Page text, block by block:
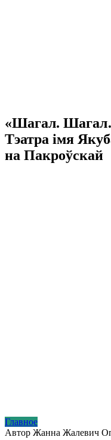
«Шагал.
Тэатра імя
на Пакроўскай
Главное
Автор Жанна Жалевич